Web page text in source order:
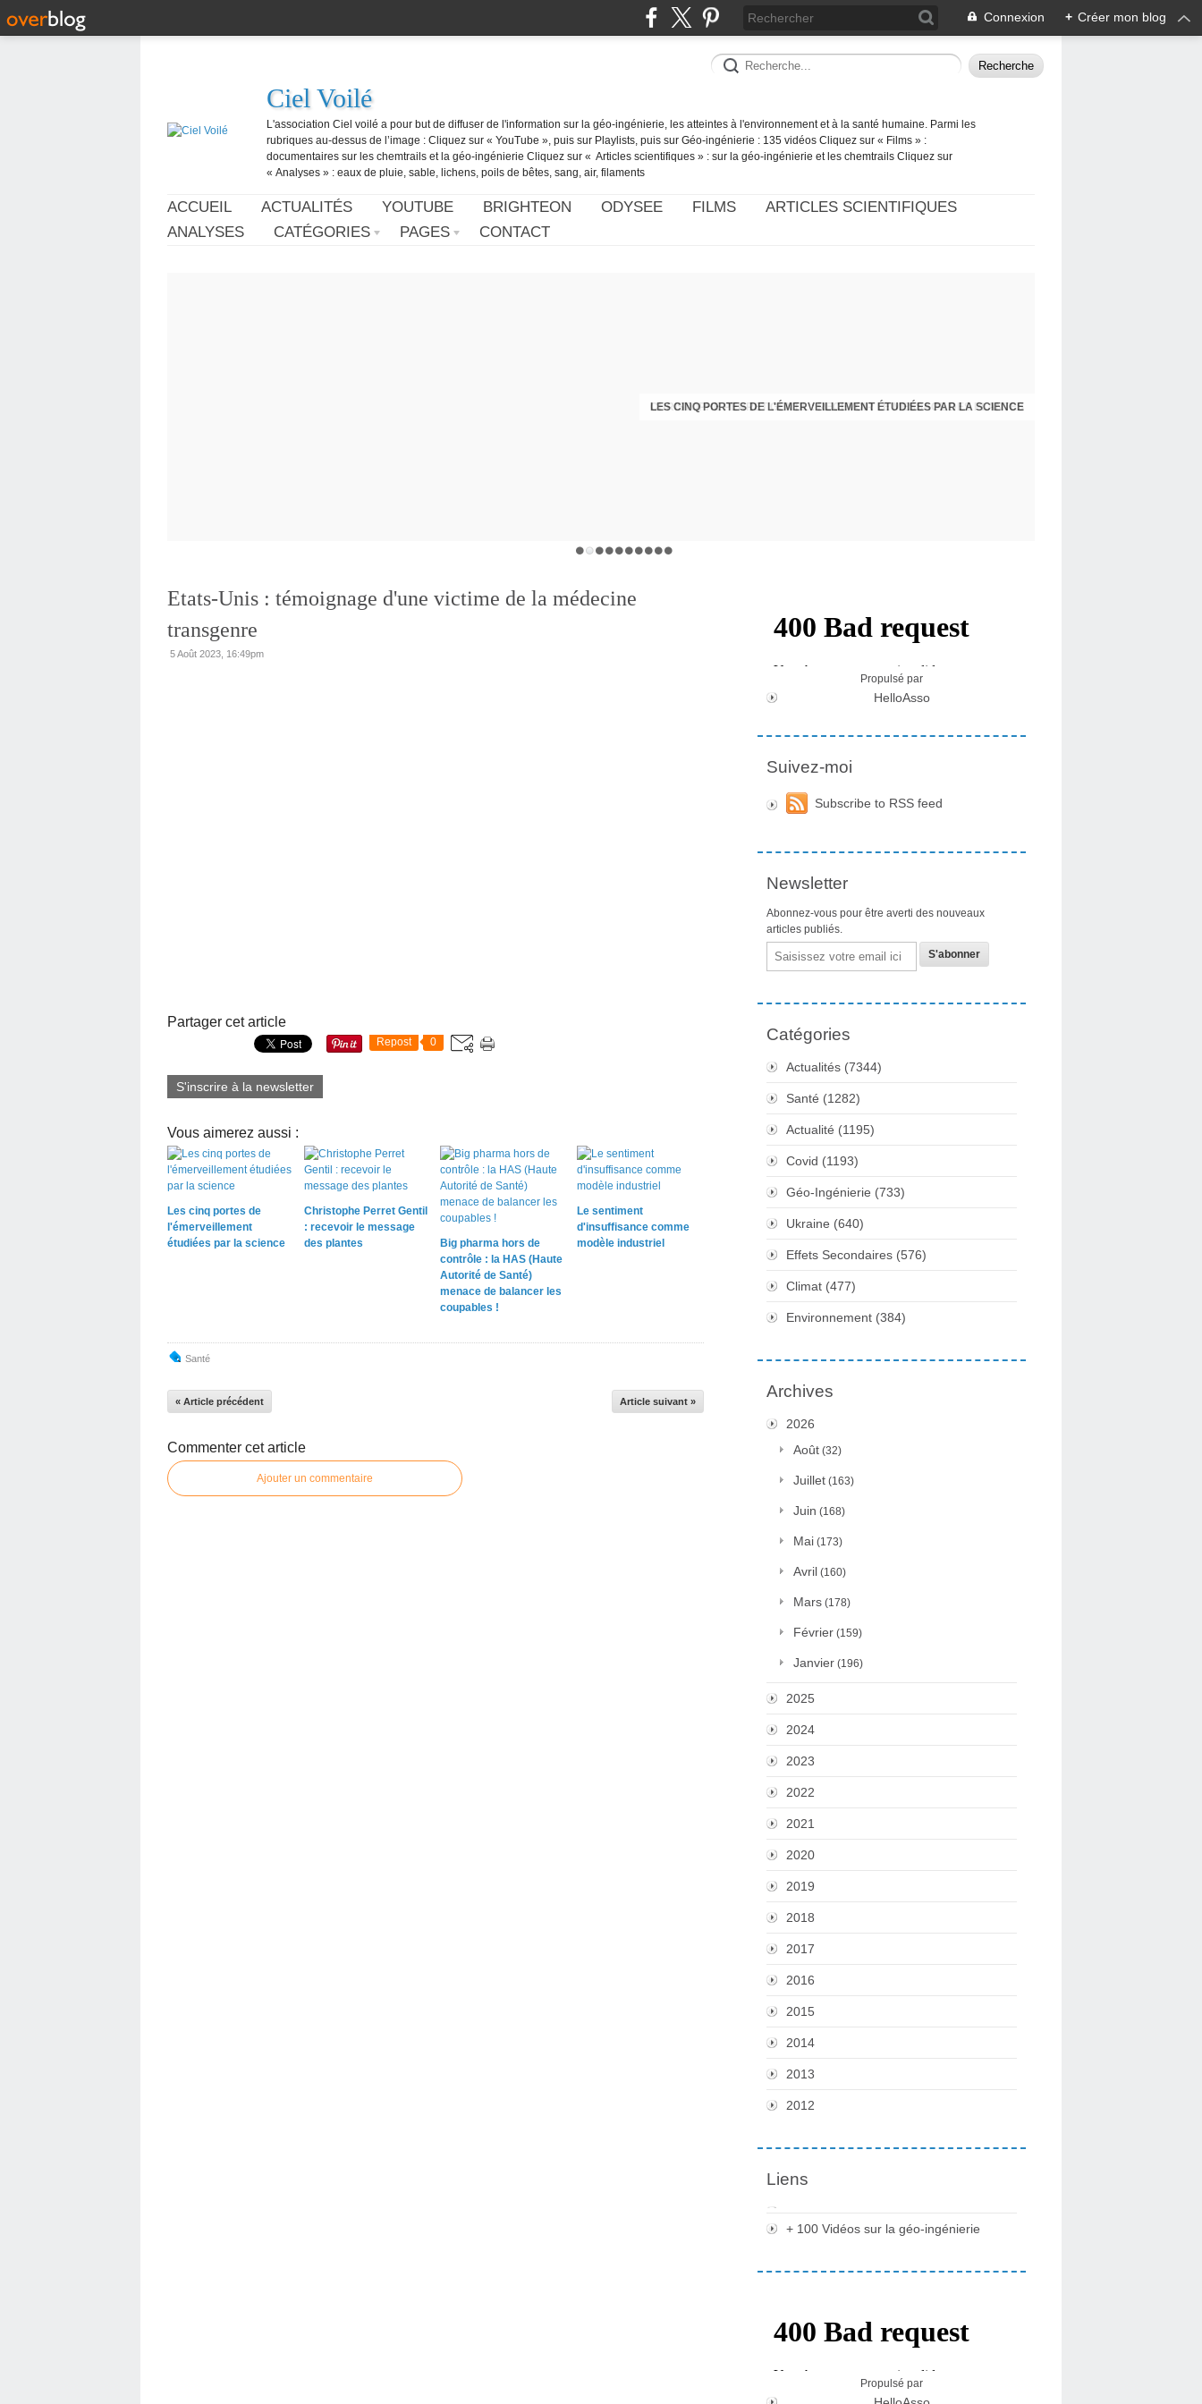
Connexion + Créer mon blog
Ciel Voilé
L'association Ciel voilé a pour but de diffuser de l'information sur la géo-ingénierie, les atteintes à l'environnement et à la santé humaine. Parmi les
rubriques au-dessus de l’image : Cliquez sur « YouTube », puis sur Playlists, puis sur Géo-ingénierie : 135 vidéos Cliquez sur « Films » :
documentaires sur les chemtrails et la géo-ingénierie Cliquez sur « Articles scientifiques » : sur la géo-ingénierie et les chemtrails Cliquez sur
« Analyses » : eaux de pluie, sable, lichens, poils de bêtes, sang, air, filaments
ACCUEIL ACTUALITÉS YOUTUBE BRIGHTEON ODYSEE FILMS
ARTICLES SCIENTIFIQUES
ANALYSES
CATÉGORIES PAGES CONTACT
LES CINQ PORTES DE L'ÉMERVEILLEMENT ÉTUDIÉES PAR LA SCIENCE
CHRISTOPHE PERRET GENTIL : RECEVOIR LE MESSAGE DES PLANTES
Etats-Unis : témoignage d'une victime de la médecine
transgenre
5 Août 2023, 16:49pm
Partager cet article
Repost 0
S'inscrire à la newsletter
Vous aimerez aussi :
Les cinq portes de
l'émerveillement
étudiées par la science
Christophe Perret Gentil
: recevoir le message
des plantes
Big pharma hors de
contrôle : la HAS (Haute
Autorité de Santé)
menace de balancer les
coupables !
Le sentiment
d'insuffisance comme
modèle industriel
Santé
« Article précédent Article suivant »
Commenter cet article
Ajouter un commentaire
Propulsé par
HelloAsso
Suivez-moi
Subscribe to RSS feed
Newsletter
Abonnez-vous pour être averti des nouveaux
articles publiés.
Email
Catégories
Actualités (7344)
Santé (1282)
Actualité (1195)
Covid (1193)
Géo-Ingénierie (733)
Ukraine (640)
Effets Secondaires (576)
Climat (477)
Environnement (384)
Archives
2026
Août (32)
Juillet (163)
Juin (168)
Mai (173)
Avril (160)
Mars (178)
Février (159)
Janvier (196)
2025
2024
2023
2022
2021
2020
2019
2018
2017
2016
2015
2014
2013
2012
Liens
+ 100 Vidéos sur la géo-ingénierie
Propulsé par